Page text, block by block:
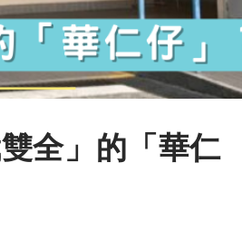
全」的「華仁